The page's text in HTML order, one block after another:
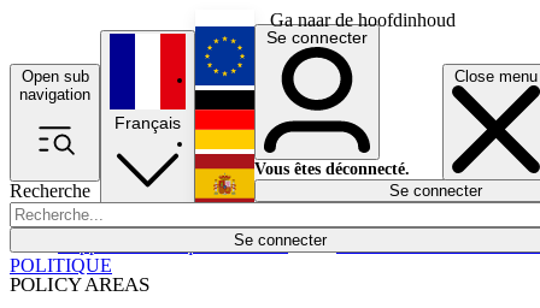
Ga naar de hoofdinhoud
Open sub
navigation
Close menu
Recherche
Se connecter
POLICY AREAS
Économie
Français
English
Deutsch
Español
Se connecter
Vous êtes déconnecté.
Se connecter
POLITIQUE